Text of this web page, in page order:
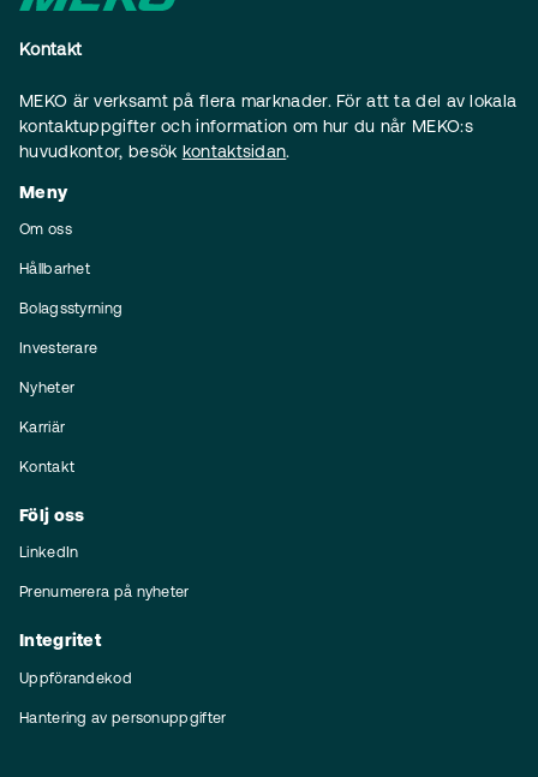
Kontakt
MEKO är verksamt på flera marknader. För att ta del av lokala
kontaktuppgifter och information om hur du når MEKO:s
huvudkontor, besök kontaktsidan.
Meny
Om oss
Hållbarhet
Bolagsstyrning
Investerare
Nyheter
Karriär
Kontakt
Följ oss
LinkedIn
Prenumerera på nyheter
Integritet
Uppförandekod
Hantering av personuppgifter